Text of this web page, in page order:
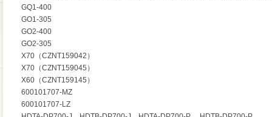
GQ1-400
GO1-305
GO2-400
GO2-305
X70（CZNT159042）
X70（CZNT159045）
X60（CZNT159145）
600101707-MZ
600101707-LZ